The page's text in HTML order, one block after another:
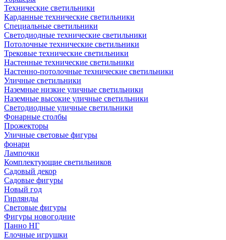
Технические светильники
Карданные технические светильники
Специальные светильники
Светодиодные технические светильники
Потолочные технические светильники
Трековые технические светильники
Настенные технические светильники
Настенно-потолочные технические светильники
Уличные светильники
Наземные низкие уличные светильники
Наземные высокие уличные светильники
Светодиодные уличные светильники
Фонарные столбы
Прожекторы
Уличные световые фигуры
фонари
Лампочки
Комплектующие светильников
Садовый декор
Садовые фигуры
Новый год
Гирлянды
Световые фигуры
Фигуры новогодние
Панно НГ
Елочные игрушки